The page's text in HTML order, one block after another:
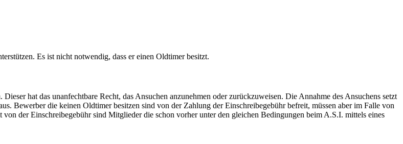
Es ist nicht notwendig, dass er einen Oldtimer besitzt.
hat das unanfechtbare Recht, das Ansuchen anzunehmen oder zurückzuweisen. Die Annahme des Ansuchens setzt
Bewerber die keinen Oldtimer besitzen sind von der Zahlung der Einschreibegebühr befreit, müssen aber im Falle von
der Einschreibegebühr sind Mitglieder die schon vorher unter den gleichen Bedingungen beim A.S.I. mittels eines